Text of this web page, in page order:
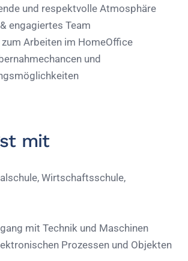
und respektvolle Atmosphäre
engagiertes Team
Arbeiten im HomeOffice
und
mit
Wirtschaftsschule,
mit Technik und Maschinen
Prozessen und Objekten